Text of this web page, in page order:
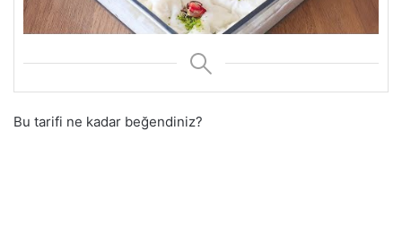
Bu tarifi ne kadar beğendiniz?